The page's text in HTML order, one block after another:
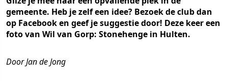
gemeente. Heb je zelf een idee? Bezoek de club dan
op Facebook en geef je suggestie door! Deze keer een
foto van Wil van Gorp: Stonehenge in Hulten.
Door Jan de Jong